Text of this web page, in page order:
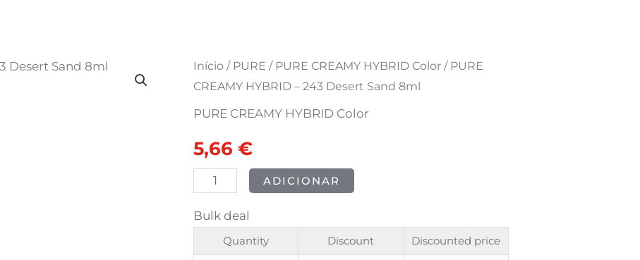
Início/ PURE / PURE CREAMY HYBRID Color/ PURE
CREAMY HYBRID – 243 Desert Sand 8ml
PURE CREAMY HYBRID Color
O
preço
original
era:
5,66 €
O
preço
atual
é:
Quantidade
de
PURE
HYBRID
243
Desert
ADICIONAR
Bulk deal
Quantity Discount Discounted price